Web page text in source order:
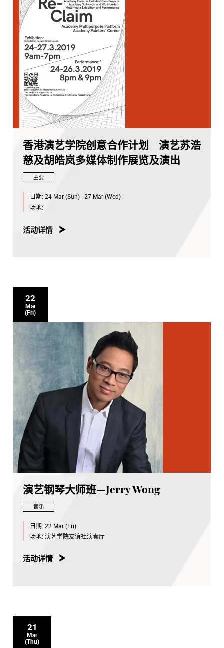
香港演艺学院创意合作计划 - 演艺苏浩
慈及胡皓岚多媒体制作展览及演出
主要
日期: 24 Mar (Sun) - 27 Mar (Wed)
场地:
活动详情
22
Mar
(Fri)
演艺钢琴大师班—Jerry Wong
音乐
日期: 22 Mar (Fri)
场地: 演艺学院友谊社演奏厅
活动详情
21
Mar
(Thu)